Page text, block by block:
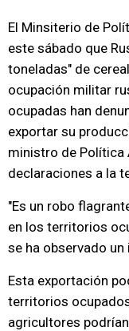
El Minsiterio de
este sábado que
toneladas" de
ocupación militar
ocupadas han
exportar su
ministro de Política
declaraciones a la
"Es un robo
en los territorios
se ha observado
Esta exportación
territorios
agricultores